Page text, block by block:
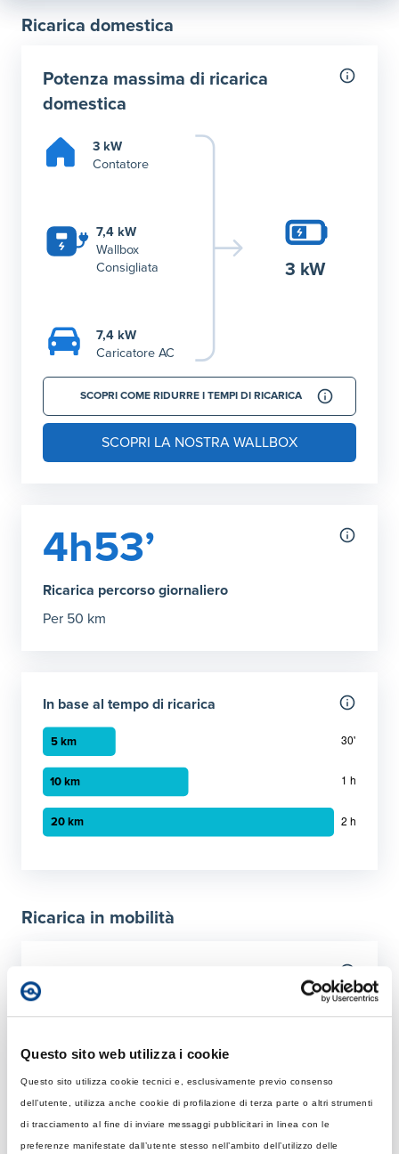
Questo sito web utilizza i cookie
Questo sito utilizza cookie tecnici e, esclusivamente previo consenso
dell’utente, utilizza anche cookie di profilazione di terza parte o altri strumenti
di tracciamento al fine di inviare messaggi pubblicitari in linea con le
preferenze manifestate dall’utente stesso nell’ambito dell’utilizzo delle
Ricarica domestica
Potenza massima di ricarica
domestica
3 kW
Contatore
7,4 kW
Wallbox
Consigliata
7,4 kW
Caricatore AC
3 kW
SCOPRI COME RIDURRE I TEMPI DI RICARICA
SCOPRI LA NOSTRA WALLBOX
4h53’
Ricarica percorso giornaliero
Per 50 km
In base al tempo di ricarica
2 ora:20 km
Ricarica in mobilità
Rapida
Tempo di ricarica con 22 kW
Rapida: tempo necessario per ricaricare 50 km
Elemento 1:1 ore 59 minuti
Ultraveloce
Colonnina DC 150 kW